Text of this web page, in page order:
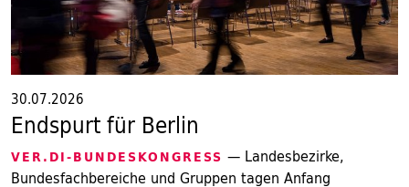
30.07.2026
Endspurt für Berlin
VER.DI-BUNDESKONGRESS — Landesbezirke,
Bundesfachbereiche und Gruppen tagen Anfang